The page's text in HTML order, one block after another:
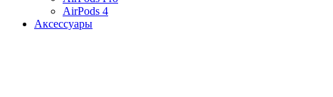
AirPods 4
Аксессуары